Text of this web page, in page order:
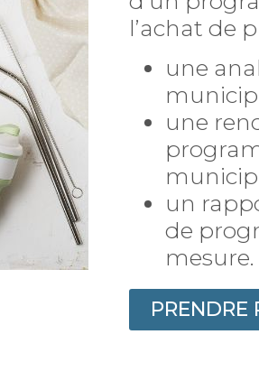
l’achat de
une
une
un
de
mesure.
PRENDRE